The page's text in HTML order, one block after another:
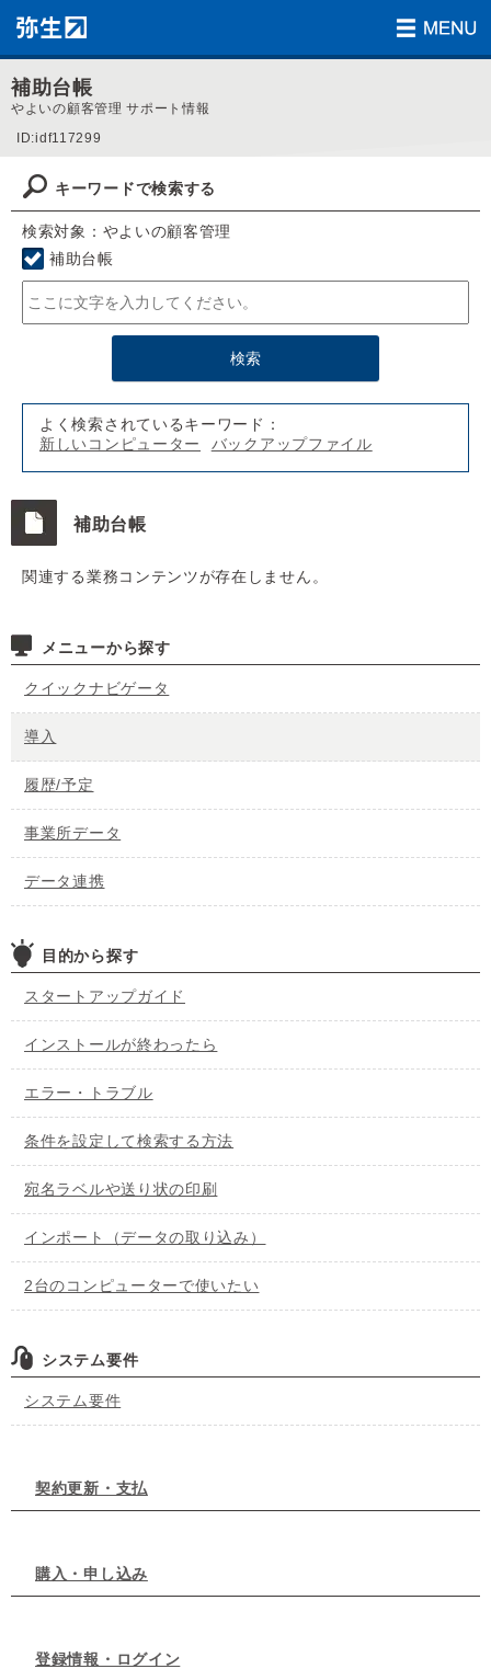
補助台帳
やよいの顧客管理 サポート情報
ID:idf117299
キーワードで検索する
検索対象：やよいの顧客管理
補助台帳
よく検索されているキーワード：
新しいコンピューター
バックアップファイル
補助台帳
関連する業務コンテンツが存在しません。
メニューから探す
クイックナビゲータ
導入
履歴/予定
事業所データ
データ連携
目的から探す
スタートアップガイド
インストールが終わったら
エラー・トラブル
条件を設定して検索する方法
宛名ラベルや送り状の印刷
インポート（データの取り込み）
2台のコンピューターで使いたい
システム要件
システム要件
契約更新・支払
購入・申し込み
登録情報・ログイン